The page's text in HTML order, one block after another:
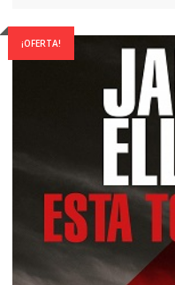
¡OFERTA!